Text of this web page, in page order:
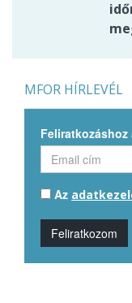
MFOR HÍRLEVÉL
Feliratkozáshoz
Az
Feliratkozom